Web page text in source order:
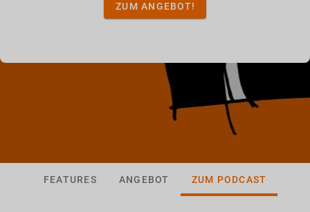
ZUM ANGEBOT!
FEATURES ANGEBOT ZUM PODCAST